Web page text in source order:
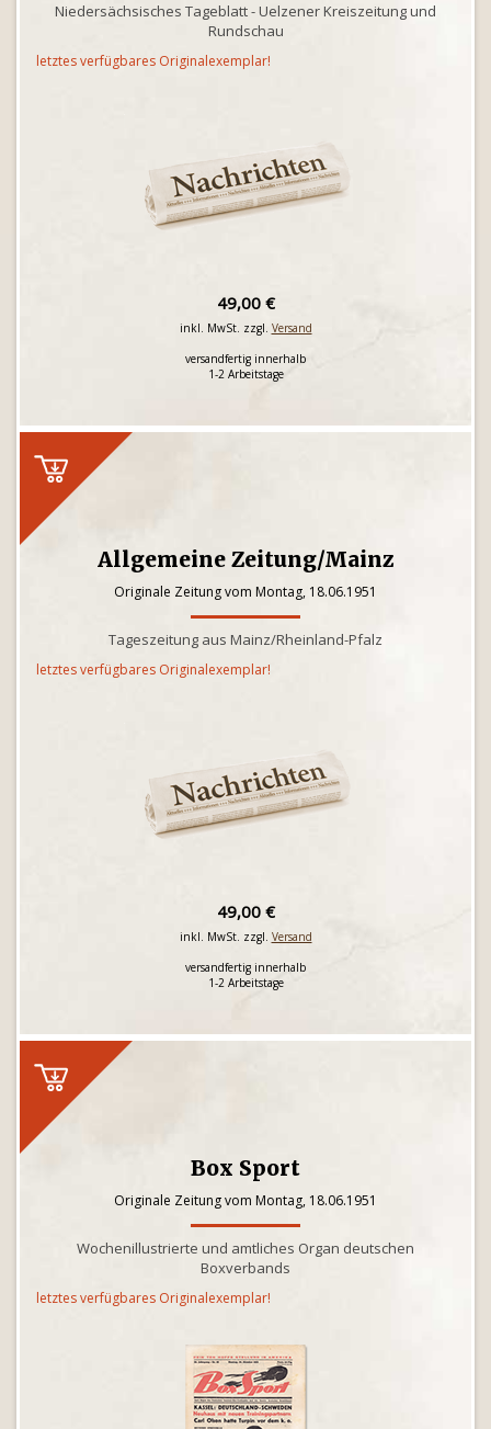
Niedersächsisches Tageblatt - Uelzener Kreiszeitung und
Rundschau
letztes verfügbares Originalexemplar!
49,00 €
inkl. MwSt. zzgl. Versand
versandfertig innerhalb
1-2 Arbeitstage
Allgemeine Zeitung/Mainz
Originale Zeitung vom Montag, 18.06.1951
Tageszeitung aus Mainz/Rheinland-Pfalz
letztes verfügbares Originalexemplar!
49,00 €
inkl. MwSt. zzgl. Versand
versandfertig innerhalb
1-2 Arbeitstage
Box Sport
Originale Zeitung vom Montag, 18.06.1951
Wochenillustrierte und amtliches Organ deutschen
Boxverbands
letztes verfügbares Originalexemplar!